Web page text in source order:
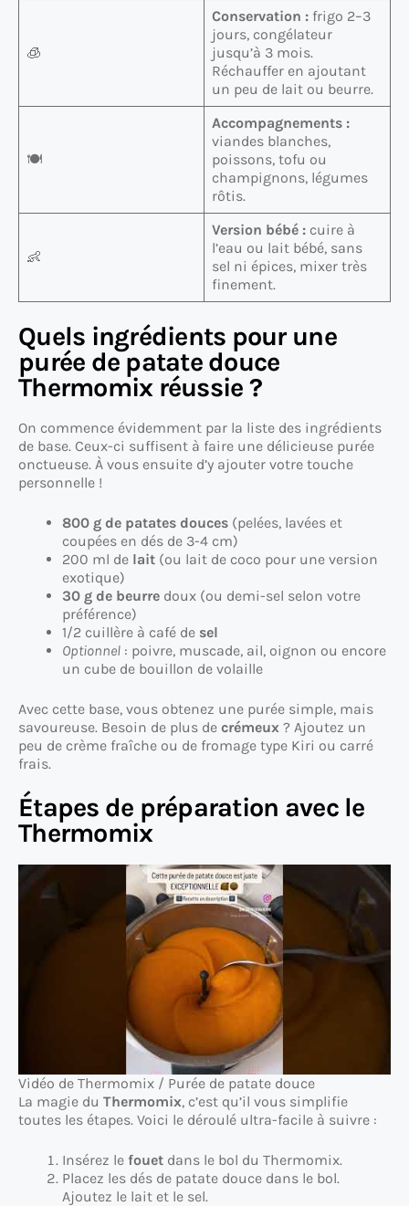
🧊
Conservation : frigo 2–3
jours, congélateur
jusqu’à 3 mois.
Réchauffer en ajoutant
un peu de lait ou beurre.
🍽️
Accompagnements :
viandes blanches,
poissons, tofu ou
champignons, légumes
rôtis.
👶
Version bébé : cuire à
l’eau ou lait bébé, sans
sel ni épices, mixer très
finement.
Quels ingrédients pour une
purée de patate douce
Thermomix réussie ?
On commence évidemment par la liste des ingrédients
de base. Ceux-ci suffisent à faire une délicieuse purée
onctueuse. À vous ensuite d’y ajouter votre touche
personnelle !
800 g de patates douces (pelées, lavées et
coupées en dés de 3-4 cm)
200 ml de lait (ou lait de coco pour une version
exotique)
30 g de beurre doux (ou demi-sel selon votre
préférence)
1/2 cuillère à café de sel
Optionnel : poivre, muscade, ail, oignon ou encore
un cube de bouillon de volaille
Avec cette base, vous obtenez une purée simple, mais
savoureuse. Besoin de plus de crémeux ? Ajoutez un
peu de crème fraîche ou de fromage type Kiri ou carré
frais.
Étapes de préparation avec le
Thermomix
Vidéo de Thermomix / Purée de patate douce
La magie du Thermomix, c’est qu’il vous simplifie
toutes les étapes. Voici le déroulé ultra-facile à suivre :
Insérez le fouet dans le bol du Thermomix.
Placez les dés de patate douce dans le bol.
Ajoutez le lait et le sel.